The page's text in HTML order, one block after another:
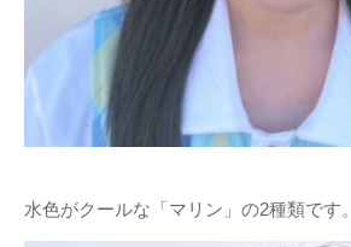
水色がクールな「マリン」の2種類です。